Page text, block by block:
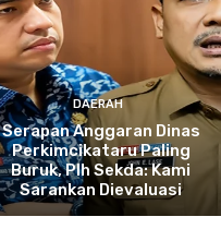
DAERAH
Serapan Anggaran Dinas
Perkimcikataru Paling
Buruk, Plh Sekda: Kami
Sarankan Dievaluasi